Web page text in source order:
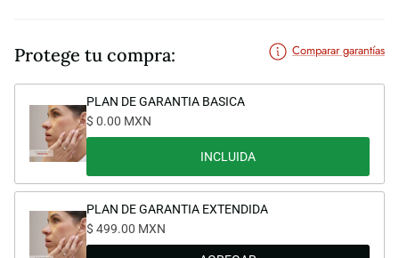
Protege tu compra: Comparar garantías
PLAN DE GARANTIA BASICA
$ 0.00 MXN
INCLUIDA
PLAN DE GARANTIA EXTENDIDA
$ 499.00 MXN